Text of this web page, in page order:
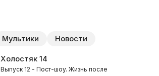
Мультики Новости
Холостяк14
Выпуск 12 - Пост-шоу. Жизнь после